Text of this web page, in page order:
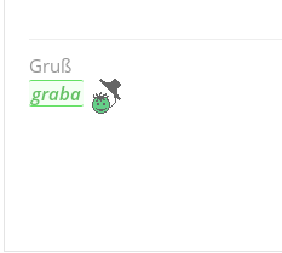
Gruß
graba